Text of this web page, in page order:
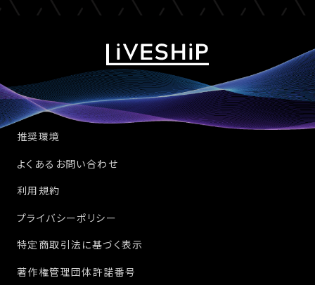
推奨環境
よくあるお問い合わせ
利用規約
プライバシーポリシー
特定商取引法に基づく表示
著作権管理団体許諾番号